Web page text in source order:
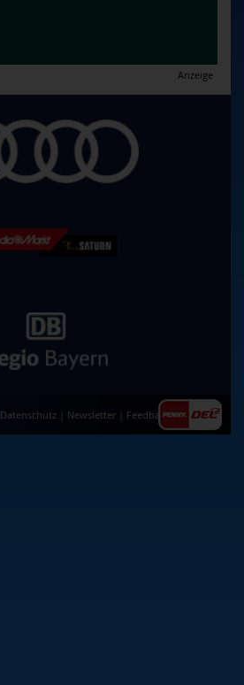
Anzeige
Datenschutz Newsletter Feedback|AGB